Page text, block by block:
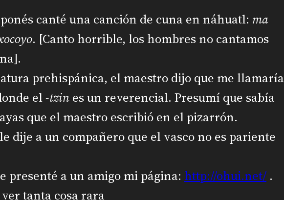
canté una canción de cuna en náhuatl: ma
. [Canto horrible, los hombres no cantamos
prehispánica, el maestro dijo que me llamaría
el-tzin es un reverencial. Presumí que sabía
que el maestro escribió en el pizarrón.
dije a un compañero que el vasco no es pariente
presenté a un amigo mi página: http://ohui.net/ .
tanta cosa rara